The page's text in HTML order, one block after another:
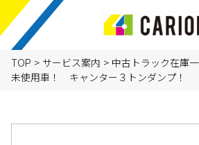
TOP > サービス案内 > 中古トラック在庫
未使用車！ キャンター３トンダンプ！